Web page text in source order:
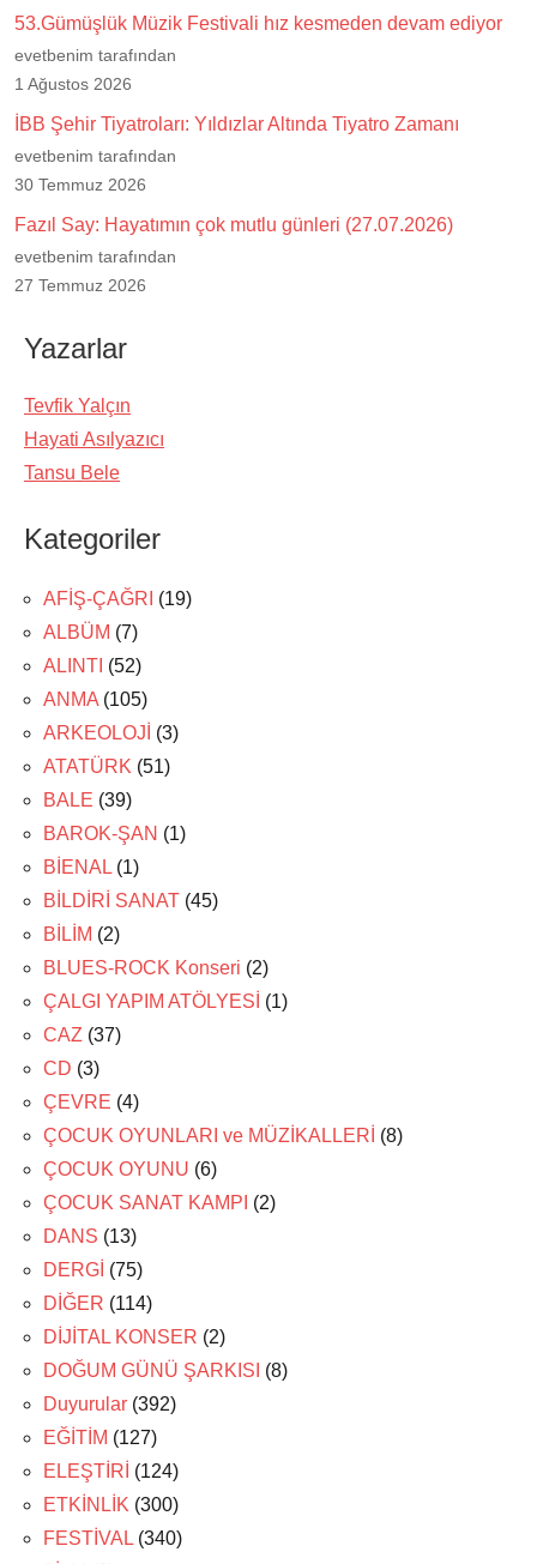
53.Gümüşlük Müzik Festivali hız kesmeden devam ediyor
evetbenim tarafından
1 Ağustos 2026
İBB Şehir Tiyatroları: Yıldızlar Altında Tiyatro Zamanı
evetbenim tarafından
30 Temmuz 2026
Fazıl Say: Hayatımın çok mutlu günleri (27.07.2026)
evetbenim tarafından
27 Temmuz 2026
Yazarlar
Tevfik Yalçın
Hayati Asılyazıcı
Tansu Bele
Kategoriler
AFİŞ-ÇAĞRI (19)
ALBÜM (7)
ALINTI (52)
ANMA (105)
ARKEOLOJİ (3)
ATATÜRK (51)
BALE (39)
BAROK-ŞAN (1)
BİENAL (1)
BİLDİRİ SANAT (45)
BİLİM (2)
BLUES-ROCK Konseri (2)
ÇALGI YAPIM ATÖLYESİ (1)
CAZ (37)
CD (3)
ÇEVRE (4)
ÇOCUK OYUNLARI ve MÜZİKALLERİ (8)
ÇOCUK OYUNU (6)
ÇOCUK SANAT KAMPI (2)
DANS (13)
DERGİ (75)
DİĞER (114)
DİJİTAL KONSER (2)
DOĞUM GÜNÜ ŞARKISI (8)
Duyurular (392)
EĞİTİM (127)
ELEŞTİRİ (124)
ETKİNLİK (300)
FESTİVAL (340)